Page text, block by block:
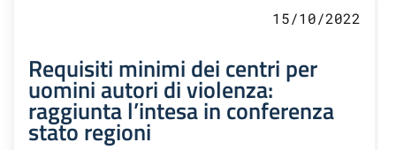
15/10/2022
Requisiti minimi dei centri per
uomini autori di violenza:
raggiunta l’intesa in conferenza
stato regioni